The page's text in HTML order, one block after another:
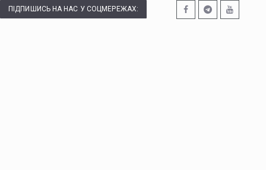
ПІДПИШИСЬ НА НАС У СОЦМЕРЕЖАХ: